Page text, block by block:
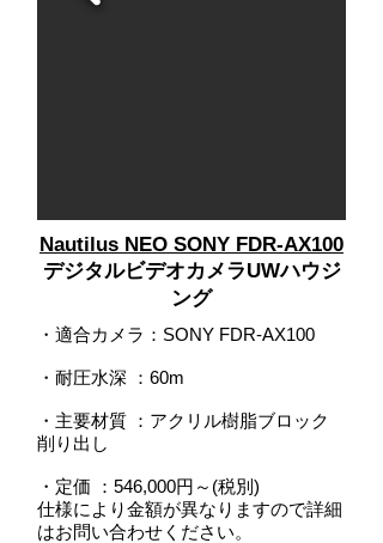
Nautilus NEO SONY FDR-AX100
デジタルビデオカメラUWハウジ
ング
・適合カメラ：SONY FDR-AX100
・耐圧水深 ： 60m
・主要材質 ：アクリル樹脂ブロック
削り出し
・定価 ：546,000円～(税別)
仕様により金額が異なりますので詳細
はお問い合わせください。